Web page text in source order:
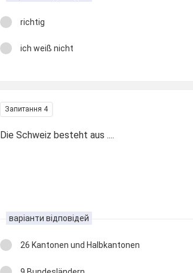
richtig
ich weiß nicht
Запитання 4
Die Schweiz besteht aus ....
варіанти відповідей
26 Kantonen und Halbkantonen